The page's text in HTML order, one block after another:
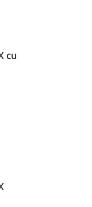
cu